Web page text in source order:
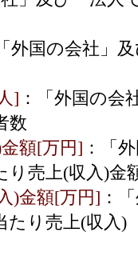
542[
308[
使用額
](2016)：繊維
：繊維工
た価値
高[百万円
形固定資産年末
材・木製品製
所あるいは加
外国の会社」
] ：「外国の会
数
額[万円] ：「
り売上(収入)金
)金額[万円] ：
たり売上(収入)